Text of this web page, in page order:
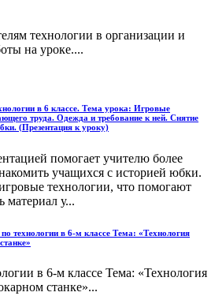
технологии в организации и
на уроке....
в 6 классе. Тема урока: Игровые
труда. Одежда и требование к ней. Снятие
(Презентация к уроку)
помогает учителю более
учащихся с историей юбки.
технологии, что помогают
материал у...
технологии в 6-м классе Тема: «Технология
в 6-м классе Тема: «Технология
станке»...